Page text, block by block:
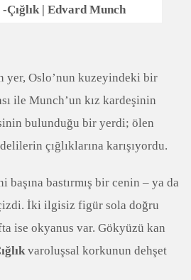
Çığlık | Edvard Munch
yer, Oslo’nun kuzeyindeki bir
ile Munch’un kız kardeşinin
bulunduğu bir yerdi; ölen
çığlıklarına karışıyordu.
başına bastırmış bir cenin – ya da
İki ilgisiz figür sola doğru
ise okyanus var. Gökyüzü kan
varoluşsal korkunun dehşet